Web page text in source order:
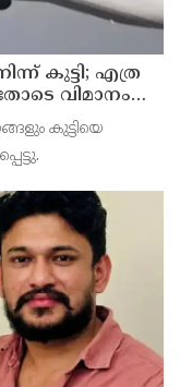
കുട്ടി; എത്ര
വിമാനം
കുട്ടിയെ